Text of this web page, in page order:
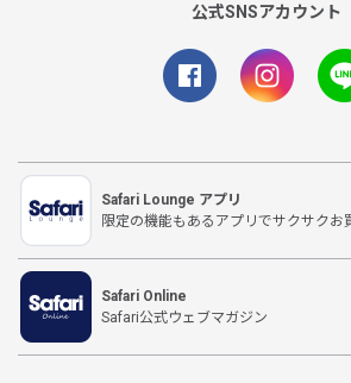
公式SNSアカウント
Safari Lounge アプリ
限定の機能もあるアプリでサクサクお
Safari Online
Safari公式ウェブマガジン